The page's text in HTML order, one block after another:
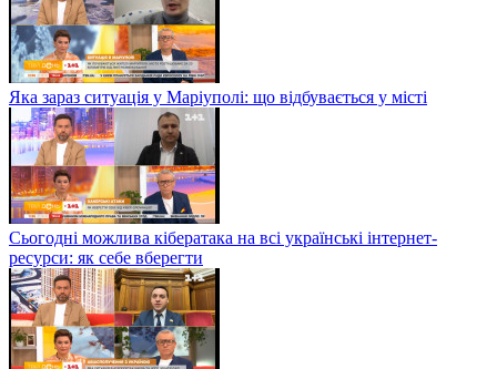
Яка зараз ситуація у Маріуполі: що відбувається у місті
Сьогодні можлива кібератака на всі українські інтернет-
ресурси: як себе вберегти